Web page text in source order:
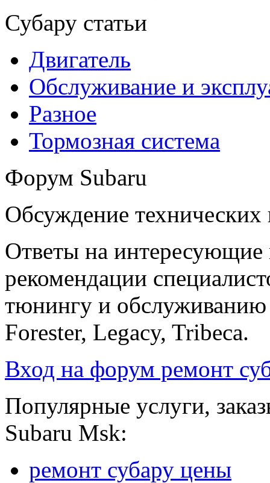
Субару статьи
Двигатель
Обслуживание и
Разное
Тормозная система
Форум Subaru
Обсуждение
Ответы на
рекомендации
тюнингу и обслуживанию
Forester, Legacy, Tribeca.
Вход на форум ремонт
Популярные услуги,
Subaru Msk:
ремонт субару цены